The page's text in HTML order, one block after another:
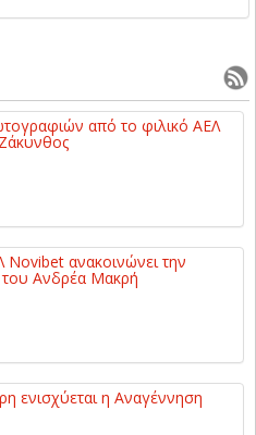
από το φιλικό ΑΕΛ
ανακοινώνει την
Ανδρέα Μακρή
ενισχύεται η Αναγέννηση